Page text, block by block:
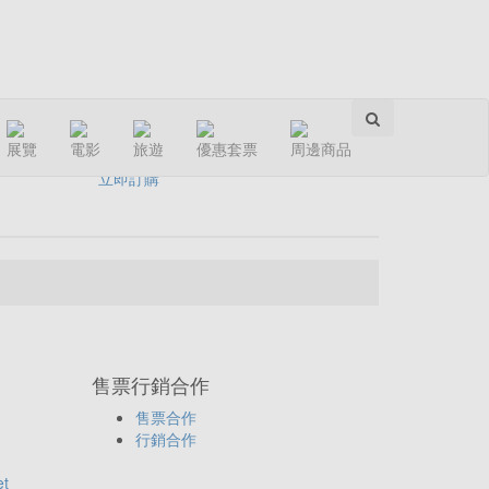
展覽 電影 旅遊 優惠套票 周邊商品
分享：
立即訂購
售票行銷合作
售票合作
行銷合作